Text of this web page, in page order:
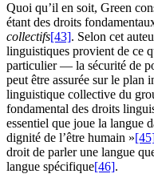
Quoi qu’il en soit, Green
étant des droits
collectifs[43]. Selon cet
linguistiques provient de ce
particulier — la sécurité de
peut être assurée sur le plan
linguistique collective du
fondamental des droits
essentiel que joue la langue
dignité de l’être humain »
droit de parler une langue
langue spécifique[46].